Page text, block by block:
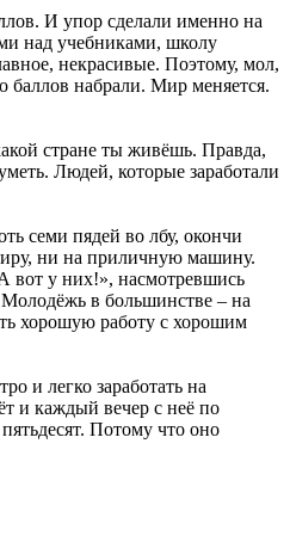
И упор сделали именно на
над учебниками, школу
некрасивые. Поэтому, мол,
баллов набрали. Мир меняется.
стране ты живёшь. Правда,
Людей, которые заработали
семи пядей во лбу, окончи
ни на приличную машину.
вот у них!», насмотревшись
в большинстве – на
хорошую работу с хорошим
и легко заработать на
и каждый вечер с неё по
Потому что оно